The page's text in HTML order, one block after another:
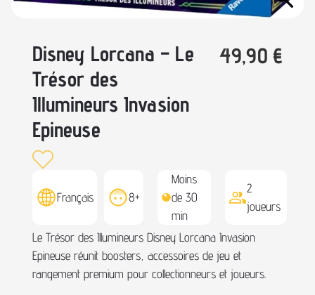
Disney Lorcana – Le
Trésor des
Illumineurs Invasion
Epineuse
49,90 €
Français 8+
Moins
de 30
min
2
joueurs
Le Trésor des Illumineurs Disney Lorcana Invasion
Epineuse réunit boosters, accessoires de jeu et
rangement premium pour collectionneurs et joueurs.